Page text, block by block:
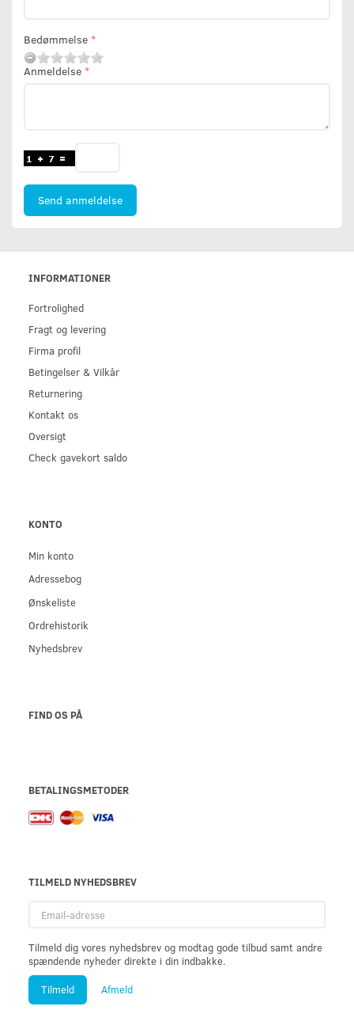
Bedømmelse
Anmeldelse
Send anmeldelse
INFORMATIONER
Fortrolighed
Fragt og levering
Firma profil
Betingelser & Vilkår
Returnering
Kontakt os
Oversigt
Check gavekort saldo
KONTO
Min konto
Adressebog
Ønskeliste
Ordrehistorik
Nyhedsbrev
FIND OS PÅ
BETALINGSMETODER
TILMELD NYHEDSBREV
adresse
Tilmeld dig vores nyhedsbrev og modtag gode tilbud samt andre
spændende nyheder direkte i din indbakke.
Tilmeld Afmeld